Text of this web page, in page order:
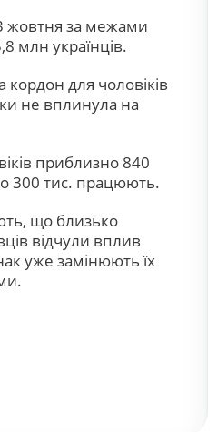
за межами
млн українців.
кордон для чоловіків
не вплинула на
приблизно 840
300 тис. працюють.
що близько
відчули вплив
уже замінюють їх